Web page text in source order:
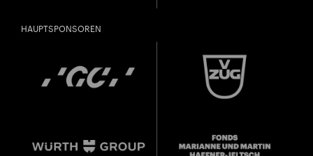
HAUPTSPONSOREN